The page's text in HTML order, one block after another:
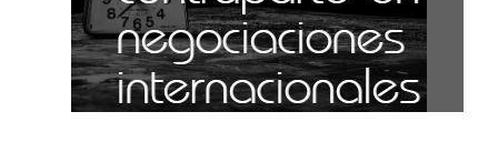
negociaciones
internacionales